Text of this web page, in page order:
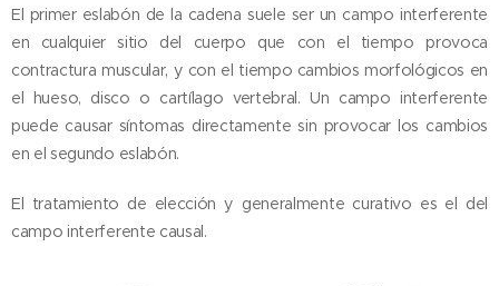
El primer eslabón de la cadena suele ser un campo interferente
en cualquier sitio del cuerpo que con el tiempo provoca
contractura muscular, y con el tiempo cambios morfológicos en
el hueso, disco o cartílago vertebral. Un campo interferente
puede causar síntomas directamente sin provocar los cambios
en el segundo eslabón.
El tratamiento de elección y generalmente curativo es el del
campo interferente causal.